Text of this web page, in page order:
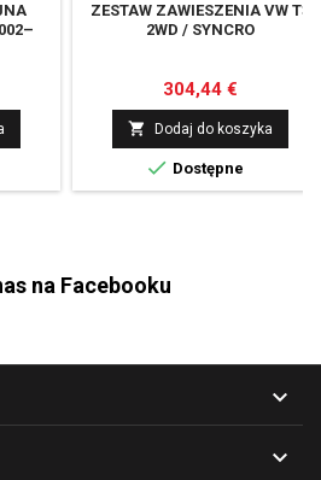
ZESTAW ZAWIESZENIA VW T3
2WD / SYNCRO
Cena
304,44 €
 Dodaj do koszyka
 Dostępne
na Facebooku

